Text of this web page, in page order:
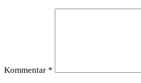
Kommentar *